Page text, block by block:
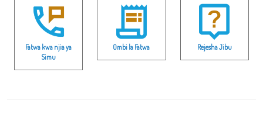
Fatwa kwa njia ya
Simu
Ombi la Fatwa Rejesha Jibu